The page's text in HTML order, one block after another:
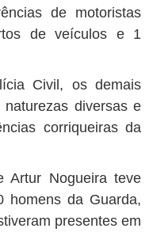
de motoristas
de veículos e 1
Civil, os demais
diversas e
corriqueiras da
Artur Nogueira teve
homens da Guarda,
presentes em